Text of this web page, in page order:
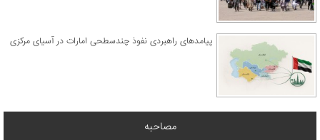
پیامدهای راهبردی نفوذ چندسطحی امارات در آسیای مرکزی
مصاحبه